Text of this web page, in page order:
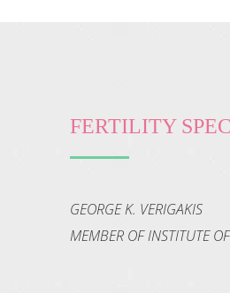
FERTILITY
GEORGE K. VERIGAKIS
MEMBER OF INSTITUTE